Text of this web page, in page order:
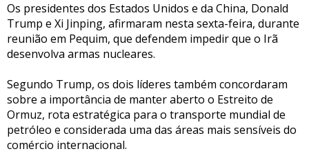
Os presidentes dos Estados Unidos e da China, Donald
Trump e Xi Jinping, afirmaram nesta sexta-feira, durante
reunião em Pequim, que defendem impedir que o Irã
desenvolva armas nucleares.
Segundo Trump, os dois líderes também concordaram
sobre a importância de manter aberto o Estreito de
Ormuz, rota estratégica para o transporte mundial de
petróleo e considerada uma das áreas mais sensíveis do
comércio internacional.